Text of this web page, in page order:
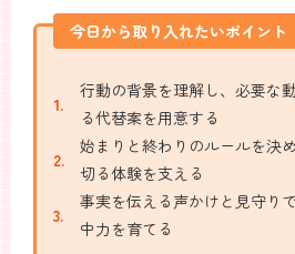
今日から取り入れたいポイント
行動の背景を理解し、必要な
る代替案を用意する
始まりと終わりのルールを決
切る体験を支える
事実を伝える声かけと見守り
中力を育てる